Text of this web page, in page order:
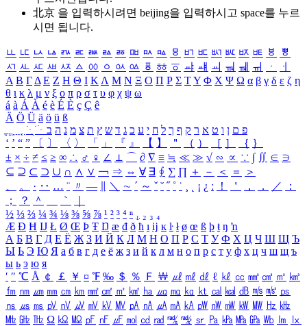
北京 을 입력하시려면 beijing을 입력하시고 space를 누르
시면 됩니다.
ㅥ ㅦ ㅧ ㅨ ㅩ ㅪ ㅫ ㅬ ㅭ ㅮ ㅯ ㅰ ㅱ ㅲ ㅳ ㅴ ㅵ ㅶ ㅷ ㅸ
ㅹ
ㅺ ㅻ ㅼ ㅽ ㅾ ㅿ ㆀ ㆁ ㆂ ㆃ ㆄ ㆅ ㆆ ㆇ ㆈ ㆉ ㆊ ㆋ ㆌ ㆍ
ㆎ
Α Β ΓΔ Ε Ζ Η Θ Ι ΚΛ Μ Ν Ξ Ο Π Ρ Σ ΤΥ Φ Χ Ψ Ω α β γ δ ε ζ η
θ ι κ λ μ ν ξ ο π ρ σ τ υ φ χ ψ ω
á à Á À é è É È ç Ç ê
Ä Ö Ü ä ö ü ß
ִֶֹ ֻּ ׁׂ פ ם ן ו ט א ר ק ף ך ל ח י ע כ ג ד ש ץ ת צ מ נ ה ב
‘ ’ “ ” 〔 〕 〈 〉 「 」 『 』 【 】 ＂ （ ） ［ ］ ｛ ｝
± × ÷ ≠ ≤ ≥ ∞ ∴ ♂ ♀ ∠ ⊥ ⌒ ∂ ∇ ≡ ≒ ≪ ≫ √ ∽ ∝ ∵ ∫ ∬ ∈ ∋
⊆ ⊇ ⊂ ⊃ ∪ ∩ ∧ ∨ ￢ ⇒ ⇔ ∀ ∃ ∮ ∑ ∏ ＋ － ＜ ＝
＞
、
。 · ‥ … ¨ 〃 ― ＼ ∼ ´ ～ ˇ ˘ ˝ ˚ ˙ ¸ ¡ ¿ ː ！ ＇ ， ． ／
：
；
？ ＾ ｀
½ ⅓ ⅔ ¼ ¾ ⅛ ⅜ ⅝ ⅞ ¹ ² ³ ⁴ ⁿ ₁ ₂ ₃ ₄
Æ Ð Ħ Ĳ Ł Ø Œ Þ Ŧ Ŋ æ đ ð ħ ı ĳ ĸ ŀ ł ø œ ß þ ŧ ŋ ŉ
А Б В Г Д Е Ё Ж З И Й К Л М Н О П Р С Т У Ф Х Ц Ч Ш Щ Ъ
Ы Ь Э Ю Я а б в г д е ё ж з и й к л м н о п р с т у ф х ц ч ш щ ъ
ы ь э ю я
′ ″ ℃ Å ￠ ￡ ￥ ¤ ℉ ‰ ＄ ％ Ｆ ￦ ㎕ ㎖ ㎗ ℓ ㎘ ㏄ ㎣ ㎤ ㎥ ㎦
㎙ ㎚ ㎛ ㎜ ㎝ ㎞ ㎟ ㎠ ㎡ ㎢ ㏊ ㎍ ㎎ ㎏ ㏏ ㎈ ㎉ ㏈ ㎧ ㎨ ㎰
㎱ ㎲ ㎳ ㎴ ㎵ ㎶ ㎷ ㎸ ㎹ ㎀ ㎁ ㎂ ㎃ ㎄ ㎺ ㎻ ㎽ ㎾ ㎿ ㎐ ㎑
㎒ ㎓ ㎔ Ω ㏀ ㏁ ㎊ ㎋ ㎌ ㏖ ㏅ ㎭ ㎮ ㎯ ㏛ ㎩ ㎪ ㎫ ㎬ ㏝ ㏐
㏓